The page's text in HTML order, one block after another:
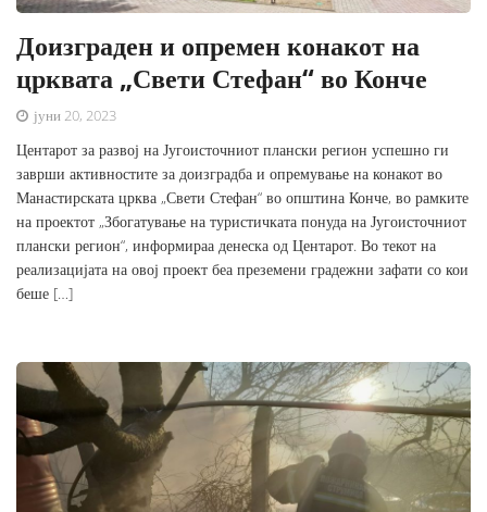
Доизграден и опремен конакот на
црквата „Свети Стефан“ во Конче
јуни 20, 2023
Центарот за развој на Југоисточниот плански регион успешно ги
заврши активностите за доизградба и опремување на конакот во
Манастирската црква „Свети Стефан“ во општина Конче, во рамките
на проектот „Збогатување на туристичката понуда на Југоисточниот
плански регион“, информираа денеска од Центарот. Во текот на
реализацијата на овој проект беа преземени градежни зафати со кои
беше […]